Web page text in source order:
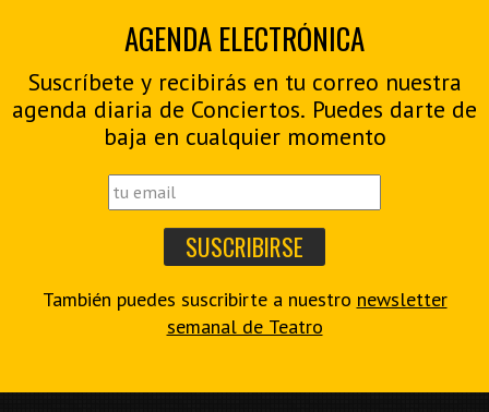
AGENDA ELECTRÓNICA
Suscríbete y recibirás en tu correo nuestra
agenda diaria de Conciertos. Puedes darte de
baja en cualquier momento
También puedes suscribirte a nuestro newsletter
semanal de Teatro